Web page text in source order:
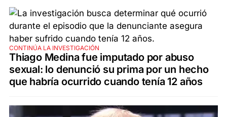
CONTINÚA LA INVESTIGACIÓN
Thiago Medina fue imputado por abuso
sexual: lo denunció su prima por un hecho
que habría ocurrido cuando tenía 12 años